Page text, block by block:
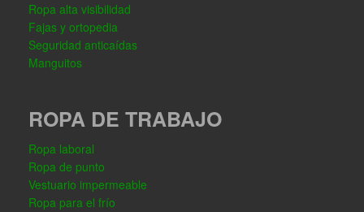
Ropa alta visibilidad
Fajas y ortopedia
Seguridad anticaídas
Manguitos
ROPA DE TRABAJO
Ropa laboral
Ropa de punto
Vestuario impermeable
Ropa para el frío